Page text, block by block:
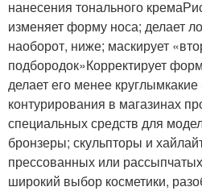
нанесения тонального
изменяет форму носа; делает
наоборот, ниже; маскирует
подбородок»Корректирует
делает его менее
контурирования в магазинах
специальных средств для
бронзеры; скульпторы и
прессованных или
широкий выбор косметики,